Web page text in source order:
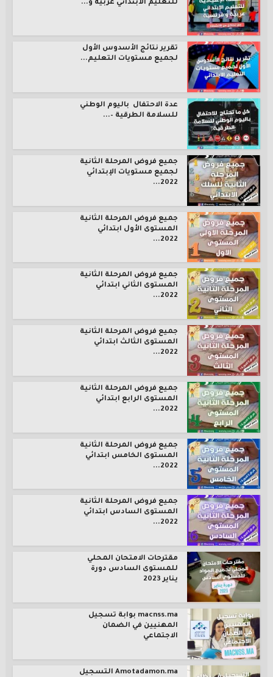
للتعليم الابتدائي عربية و...
تقرير نتائج الأسدوس الأول
لجميع مستويات التعليم...
عدة الاحتفال باليوم الوطني
للسلامة الطرقية –...
جميع فروض المرحلة الثانية
لجميع مستويات الإبتدائي
2022...
جميع فروض المرحلة الثانية
المستوى الأول ابتدائي
2022...
جميع فروض المرحلة الثانية
المستوى الثاني ابتدائي
2022...
جميع فروض المرحلة الثانية
المستوى الثالث ابتدائي
2022...
جميع فروض المرحلة الثانية
المستوى الرابع ابتدائي
2022...
جميع فروض المرحلة الثانية
المستوى الخامس ابتدائي
2022...
جميع فروض المرحلة الثانية
المستوى السادس ابتدائي
2022...
مقترحات الامتحان المحلي
للمستوى السادس دورة
يناير 2023
macnss.ma بوابة تسجيل
المهنيين في الضمان
الاجتماعي
Amotadamon.ma التسجيل